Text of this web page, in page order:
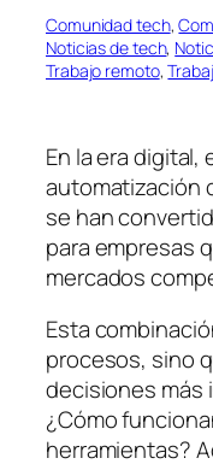
Comunidad tech,
Noticias de tech,
Trabajo remoto,
En la era digital,
automatización
se han
para empresas
mercados
Esta
procesos, sino
decisiones más
¿Cómo
herramientas?